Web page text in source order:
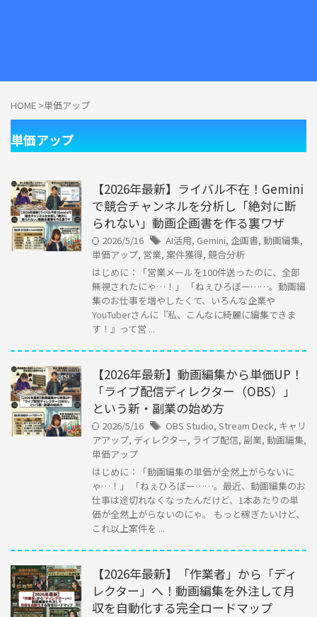
HOME >単価アップ
単価アップ
【2026年最新】ライバル不在！Gemini
で競合チャンネルを分析し「絶対に断
られない」動画企画書を作る裏ワザ
2026/5/16 AI活用, Gemini, 企画書, 動画編集,
単価アップ, 営業, 案件獲得, 競合分析
はじめに：「営業メールを100件送ったのに、全部
無視されたにゃ…！」 「ねぇひろぼー……。動画編
集のお仕事を増やしたくて、いろんな企業や
YouTuberさんに『私、こんなに綺麗に編集できま
す！』って営 ...
【2026年最新】動画編集から単価UP！
「ライブ配信ディレクター（OBS）」
という新・副業の始め方
2026/5/16 OBS Studio, Stream Deck, キャリ
アアップ, ディレクター, ライブ配信, 副業, 動画編集,
単価アップ
はじめに：「動画編集の単価が全然上がらないに
ゃ…！」 「ねぇひろぼー……。最近、動画編集のお
仕事は途切れなくなったんだけど、1本あたりの単
価が全然上がらないのにゃ。 もっと稼ぎたいけど、
これ以上案件を ...
【2026年最新】「作業者」から「ディ
レクター」へ！動画編集を外注して月
収を自動化する完全ロードマップ